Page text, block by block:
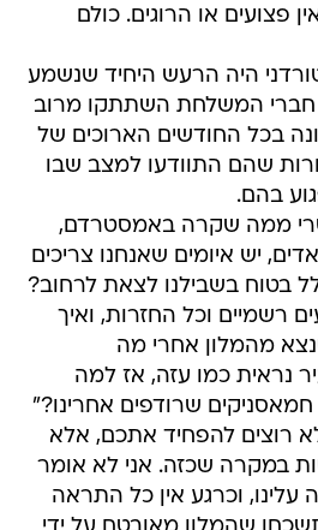
פצועים או הרוגים. כולם
היה הרעש היחיד שנשמע
חברי המשלחת השתתקו מרוב
בכל החודשים הארוכים של
שהם התוודעו למצב שבו
בהם.
טרי ממה שקרה באמסטרדם,
יש איומים שאנחנו צריכים
בטוח בשבילנו לצאת לרחוב?
רשמיים וכל החזרות, ואיך
מהמלון אחרי מה
נראית כמו עזה, אז למה
שרודפים אחרינו?"
רוצים להפחיד אתכם, אלא
במקרה שכזה. אני לא אומר
וכרגע אין כל התראה